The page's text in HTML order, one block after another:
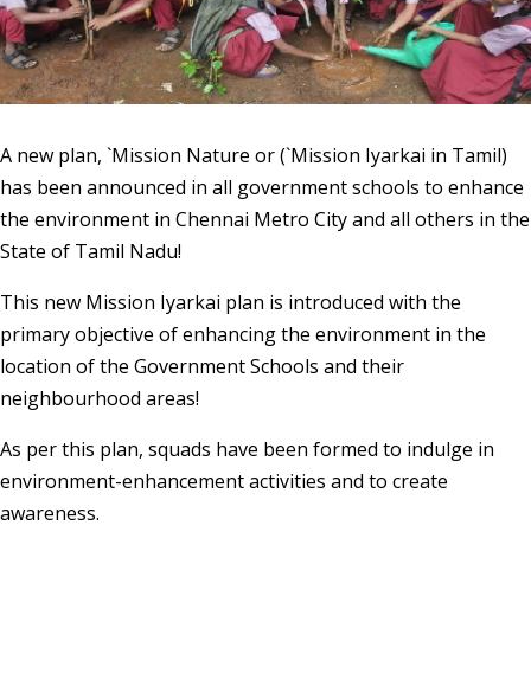
A new plan, `Mission Nature or (`Mission Iyarkai in Tamil)
has been announced in all government schools to enhance
the environment in Chennai Metro City and all others in the
State of Tamil Nadu!
This new Mission Iyarkai plan is introduced with the
primary objective of enhancing the environment in the
location of the Government Schools and their
neighbourhood areas!
As per this plan, squads have been formed to indulge in
environment-enhancement activities and to create
awareness.